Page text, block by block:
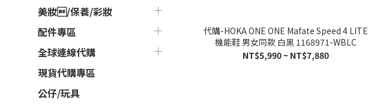
美妝/保養/彩妝
配件專區
全球連線代購
現貨代購專區
公仔/玩具
代購-HOKA ONE ONE Mafate Speed 4 LITE
機能鞋 男女同款 白黑 1168971-WBLC
NT$5,990 ~ NT$7,880